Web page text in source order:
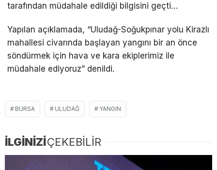
tarafından müdahale edildiği bilgisini geçti…
Yapılan açıklamada, “Uludağ-Soğukpınar yolu Kirazlı
mahallesi civarında başlayan yangını bir an önce
söndürmek için hava ve kara ekiplerimiz ile
müdahale ediyoruz” denildi.
BURSA ULUDAĞ YANGIN
İLGİNİZİÇEKEBİLİR